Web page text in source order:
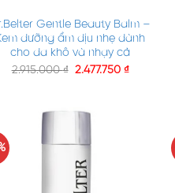
Gentle Beauty Balm –
dưỡng ẩm dịu nhẹ dành
cho da khô và nhạy cả
2.915.000₫ 2.477.750 ₫